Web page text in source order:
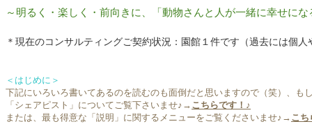
～明るく・楽しく・前向きに、「動物さんと人が一緒に幸せに
＊ 現在のコンサルティングご契約状況：園館１件です（過去には個
＜はじめに＞
下記にいろいろ書いてあるのを読むのも面倒だと思いますので（笑）、
「シェアピスト」についてご覧下さいませ♪→ こちらです！♪
または、最も得意な「説明」に関するメニューをご覧くださいませ♪→ こち